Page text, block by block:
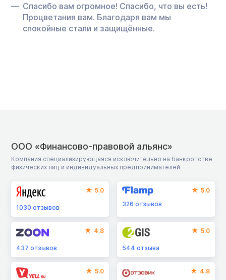
Спасибо вам огромное! Спасибо, что вы есть!
Процветания вам. Благодаря вам мы
спокойные стали и защищённые.
ООО «Финансово-правовой альянс»
Компания специализирующаяся исключительно на банкротстве
физических лиц и индивидуальных предпринимателей
5.0
1030 отзывов
5.0
326отзывов
4.8
437 отзывов
5.0
544отзыва
5.0 4.8